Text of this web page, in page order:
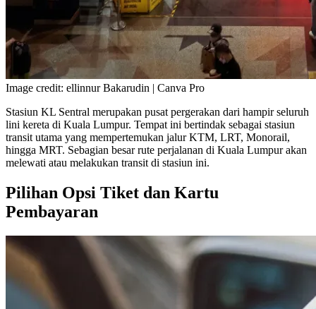
Image credit: ellinnur Bakarudin | Canva Pro
Stasiun KL Sentral merupakan pusat pergerakan dari hampir seluruh
lini kereta di Kuala Lumpur. Tempat ini bertindak sebagai stasiun
transit utama yang mempertemukan jalur KTM, LRT, Monorail,
hingga MRT. Sebagian besar rute perjalanan di Kuala Lumpur akan
melewati atau melakukan transit di stasiun ini.
Pilihan Opsi Tiket dan Kartu
Pembayaran